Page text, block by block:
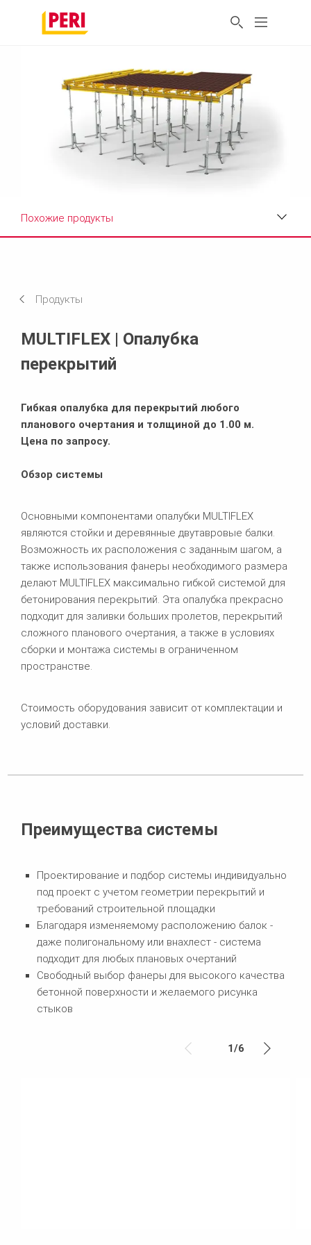
Похожие продукты
Продукты
MULTIFLEX | Опалубка
перекрытий
Гибкая опалубка для перекрытий любого
планового очертания и толщиной до 1.00 м.
Цена по запросу.
Обзор системы
Основными компонентами опалубки MULTIFLEX
являются стойки и деревянные двутавровые балки.
Возможность их расположения с заданным шагом, а
также использования фанеры необходимого размера
делают MULTIFLEX максимально гибкой системой для
бетонирования перекрытий. Эта опалубка прекрасно
подходит для заливки больших пролетов, перекрытий
сложного планового очертания, а также в условиях
сборки и монтажа системы в ограниченном
пространстве.
Стоимость оборудования зависит от комплектации и
условий доставки.
Преимущества системы
Проектирование и подбор системы индивидуально
под проект с учетом геометрии перекрытий и
требований строительной площадки
Благодаря изменяемому расположению балок -
даже полигональному или внахлест - система
подходит для любых плановых очертаний
Свободный выбор фанеры для высокого качества
бетонной поверхности и желаемого рисунка
стыков
1/6